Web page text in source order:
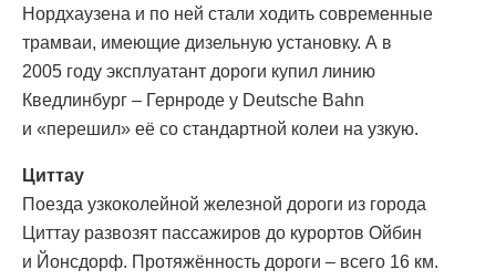
Нордхаузена и по ней стали ходить современные
трамваи, имеющие дизельную установку. А в
2005 году эксплуатант дороги купил линию
Кведлинбург – Гернроде у Deutsche Bahn
и «перешил» её со стандартной колеи на узкую.
Циттау
Поезда узкоколейной железной дороги из города
Циттау развозят пассажиров до курортов Ойбин
и Йонсдорф. Протяжённость дороги – всего 16 км.